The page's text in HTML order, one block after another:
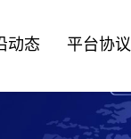
动态 平台协议